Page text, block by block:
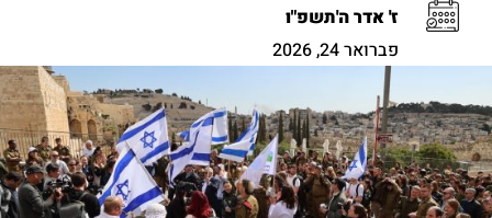
ז' אדר ה'תשפ"ו
פברואר 24, 2026